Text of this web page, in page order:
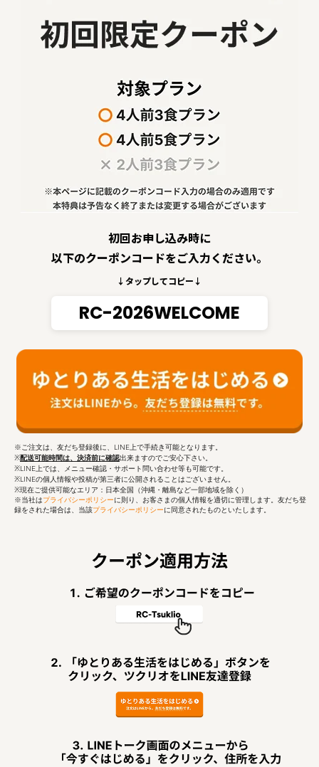
初回お申し込み時に
以下のクーポンコードをご入力ください。
↓タップしてコピー↓
RC-2026WELCOME
※ご注文は、友だち登録後に、LINE上で手続き可能となります。
※配送可能時間は、決済前に確認出来ますのでご安心下さい。
※LINE上では、メニュー確認・サポート問い合わせ等も可能です。
※LINEの個人情報や投稿が第三者に公開されることはございません。
※現在ご提供可能なエリア：日本全国（沖縄・離島など一部地域を除く）
※当社はプライバシーポリシーに則り、お客さまの個人情報を適切に管理します。友だち登
録をされた場合は、当該プライバシーポリシーに同意されたものといたします。